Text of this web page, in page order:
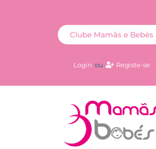
Login ou Registe-se
Clube Mamãs e Bebés